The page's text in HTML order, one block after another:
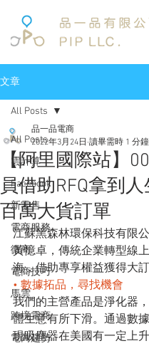
文章
All Posts
雲計算
Facebook
新零售
電商服務
微商
電商技巧
馬雲
跨境電商
電商趨勢
All Posts
【阿里國際站】
員借助RFQ拿到
百萬大貨訂單
品一品電商
2022年3月24日 讀畢需時 1 分鐘
江蘇黑森林環保科技有限
黃憶卓，傳統企業轉型線
海，借助專享權益獲得大訂
• 數據拓品，尋找機會
我們的主營產品是淨化器
體生意有所下滑。通過數
現吸塵器在美國有一定上